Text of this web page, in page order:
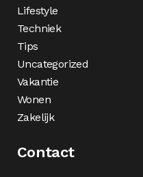
Lifestyle
Techniek
Tips
Uncategorized
Vakantie
Wonen
Zakelijk
Contact